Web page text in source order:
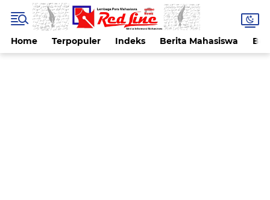
Home Terpopuler Indeks Berita Mahasiswa